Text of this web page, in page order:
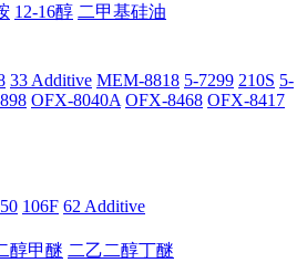
12-16醇 二甲基硅油
33 Additive MEM-8818 5-7299 210S 5-
OFX-8040A OFX-8468 OFX-8417
106F 62 Additive
醇甲醚 二乙二醇丁醚